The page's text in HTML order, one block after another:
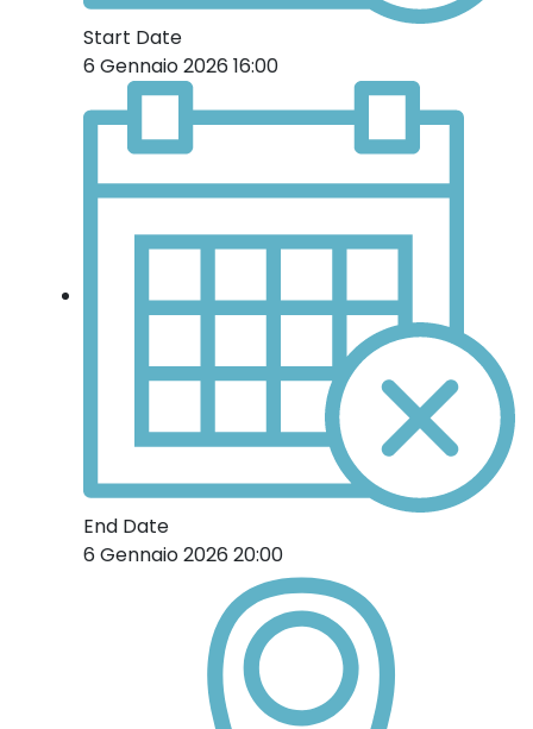
Start Date
6 Gennaio 2026 16:00
End Date
6 Gennaio 2026 20:00